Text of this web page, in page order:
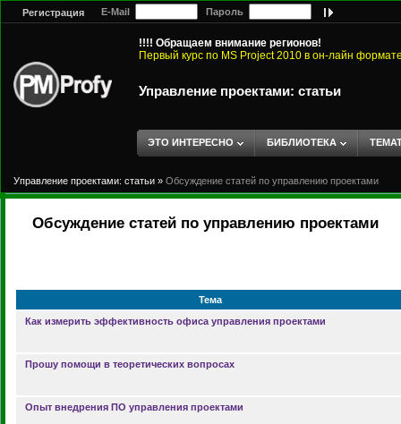
Регистрация E-Mail Пароль
!!!! Обращаем внимание регионов!
Первый курс по MS Project 2010 в он-лайн
Управление проектами: статьи
ЭТО ИНТЕРЕСНО БИБЛИОТЕКА
Управление проектами: статьи » Обсуждение статей по управлению проектами
Обсуждение статей по управлению проектами
Тема
Как измерить эффективность офиса управления проектами
Прошу помощи в теоретических вопросах
Опыт внедрения ПО управления проектами